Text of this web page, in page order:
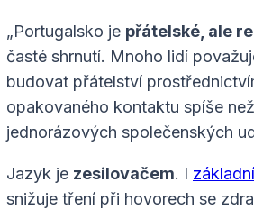
„Portugalsko je přátelské, ale
časté shrnutí. Mnoho lidí
budovat přátelství
opakovaného kontaktu spíše
jednorázových společenských
Jazyk je zesilovačem. I
snižuje tření při hovorech se